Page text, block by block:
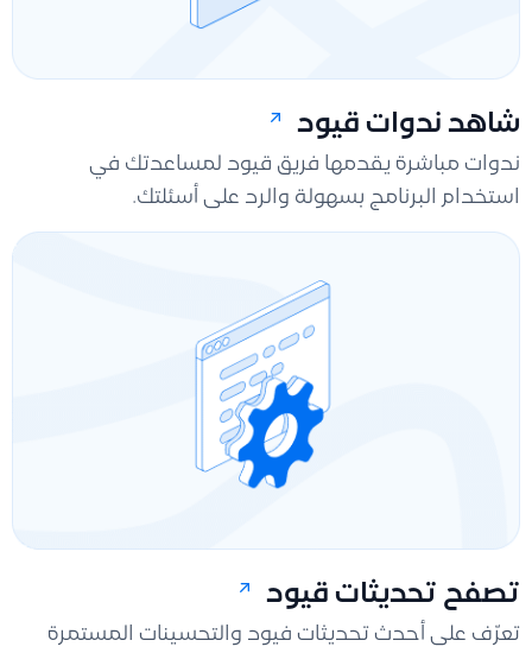
شاهد ندوات قيود
ندوات مباشرة يقدمها فريق قيود لمساعدتك في
استخدام البرنامج بسهولة والرد على أسئلتك.
تصفح تحديثات قيود
تعرّف على أحدث تحديثات فيود والتحسينات المستمرة